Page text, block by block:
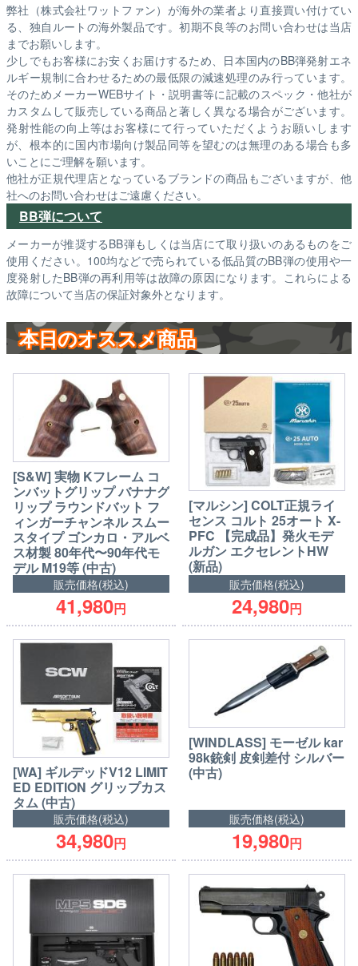
弊社（株式会社ワットファン）が海外の業者より直接買い付けてい
る、独自ルートの海外製品です。初期不良等のお問い合わせは当店
までお願いします。
少しでもお客様にお安くお届けするため、日本国内のBB弾発射エネ
ルギー規制に合わせるための最低限の減速処理のみ行っています。
そのためメーカーWEBサイト・説明書等に記載のスペック・他社が
カスタムして販売している商品と著しく異なる場合がございます。
発射性能の向上等はお客様にて行っていただくようお願いします
が、根本的に国内市場向け製品同等を望むのは無理のある場合も多
いことにご理解を願います。
他社が正規代理店となっているブランドの商品もございますが、他
社へのお問い合わせはご遠慮ください。
BB弾について
メーカーが推奨するBB弾もしくは当店にて取り扱いのあるものをご
使用ください。100均などで売られている低品質のBB弾の使用や一
度発射したBB弾の再利用等は故障の原因になります。これらによる
故障について当店の保証対象外となります。
本日のオススメ商品
[S&W] 実物 Kフレーム コ
ンバットグリップ バナナグ
リップ ラウンドバット フ
ィンガーチャンネル スムー
スタイプ ゴンカロ・アルベ
ス材製 80年代〜90年代モ
デル M19等 (中古)
販売価格(税込)
41,980円
[マルシン] COLT正規ライ
センス コルト 25オート X-
PFC 【完成品】発火モデ
ルガン エクセレントHW
(新品)
販売価格(税込)
24,980円
[WA] ギルデッドV12 LIMIT
ED EDITION グリップカス
タム (中古)
販売価格(税込)
34,980円
[WINDLASS] モーゼル kar
98k銃剣 皮剣差付 シルバー
(中古)
販売価格(税込)
19,980円